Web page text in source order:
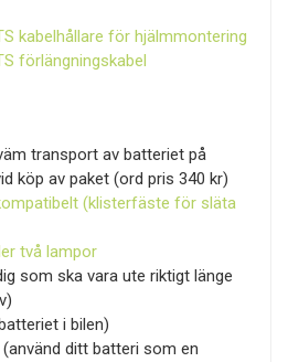
kabelhållare för hjälmmontering
förlängningskabel
transport av batteriet på
köp av paket (ord pris 340 kr)
(klisterfäste för släta
två lampor
som ska vara ute riktigt länge
i bilen)
(använd ditt batteri som en